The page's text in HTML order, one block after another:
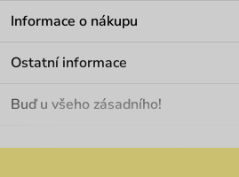
Informace o nákupu
Materiály a údržba
Ostatní informace
Velkoobchod
Buď u všeho zásadního!